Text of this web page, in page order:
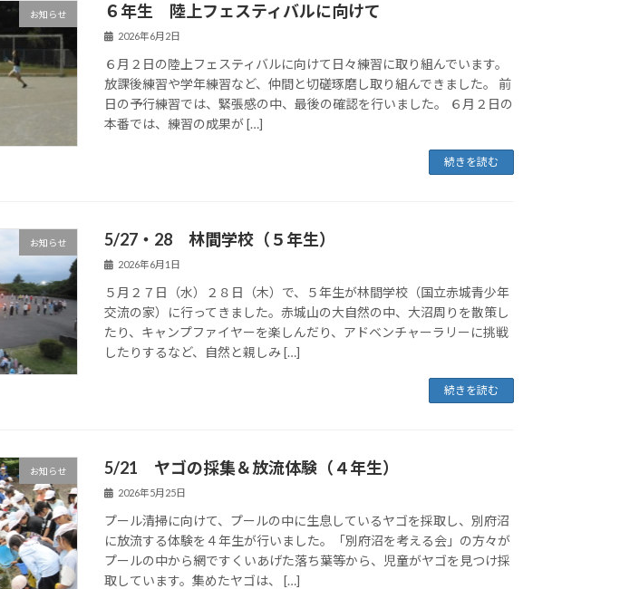
お知らせ ６年生 陸上フェスティバルに向けて
2026年6月2日
６月２日の陸上フェスティバルに向けて日々練習に取り組んでいます。
放課後練習や学年練習など、仲間と切磋琢磨し取り組んできました。 前
日の予行練習では、緊張感の中、最後の確認を行いました。 ６月２日の
本番では、練習の成果が […]
続きを読む
お知らせ 5/27・28 林間学校（５年生）
2026年6月1日
５月２７日（水）２８日（木）で、５年生が林間学校（国立赤城青少年
交流の家）に行ってきました。赤城山の大自然の中、大沼周りを散策し
たり、キャンプファイヤーを楽しんだり、アドベンチャーラリーに挑戦
したりするなど、自然と親しみ […]
続きを読む
お知らせ 5/21 ヤゴの採集＆放流体験（４年生）
2026年5月25日
プール清掃に向けて、プールの中に生息しているヤゴを採取し、別府沼
に放流する体験を４年生が行いました。「別府沼を考える会」の方々が
プールの中から網ですくいあげた落ち葉等から、児童がヤゴを見つけ採
取しています。集めたヤゴは、 […]